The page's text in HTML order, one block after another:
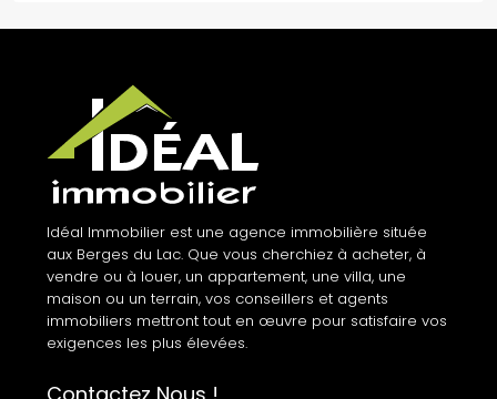
Idéal Immobilier est une agence immobilière située
aux Berges du Lac. Que vous cherchiez à acheter, à
vendre ou à louer, un appartement, une villa, une
maison ou un terrain, vos conseillers et agents
immobiliers mettront tout en œuvre pour satisfaire vos
exigences les plus élevées.